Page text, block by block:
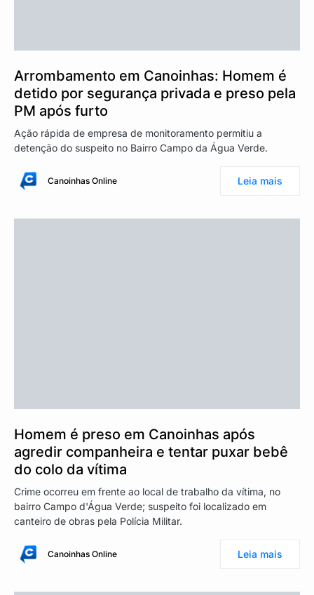
Arrombamento em Canoinhas: Homem é
detido por segurança privada e preso pela
PM após furto
Ação rápida de empresa de monitoramento permitiu a
detenção do suspeito no Bairro Campo da Água Verde.
Canoinhas Online Leia mais
Homem é preso em Canoinhas após
agredir companheira e tentar puxar bebê
do colo da vítima
Crime ocorreu em frente ao local de trabalho da vítima, no
bairro Campo d'Água Verde; suspeito foi localizado em
canteiro de obras pela Polícia Militar.
Canoinhas Online Leia mais